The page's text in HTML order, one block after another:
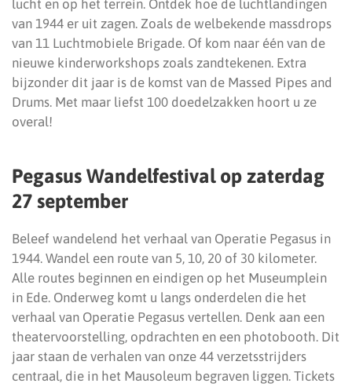
lucht en op het terrein. Ontdek hoe de luchtlandingen
van 1944 er uit zagen. Zoals de welbekende massdrops
van 11 Luchtmobiele Brigade. Of kom naar één van de
nieuwe kinderworkshops zoals zandtekenen. Extra
bijzonder dit jaar is de komst van de Massed Pipes and
Drums. Met maar liefst 100 doedelzakken hoort u ze
overal!
Pegasus Wandelfestival op zaterdag
27 september
Beleef wandelend het verhaal van Operatie Pegasus in
1944. Wandel een route van 5, 10, 20 of 30 kilometer.
Alle routes beginnen en eindigen op het Museumplein
in Ede. Onderweg komt u langs onderdelen die het
verhaal van Operatie Pegasus vertellen. Denk aan een
theatervoorstelling, opdrachten en een photobooth. Dit
jaar staan de verhalen van onze 44 verzetsstrijders
centraal, die in het Mausoleum begraven liggen. Tickets